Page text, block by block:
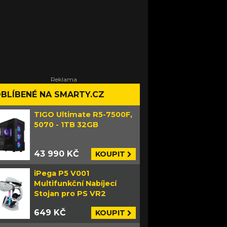
NA SMARTY.CZ
TIGO Ultimate R5-7500F,
5070 - 1TB 32GB
43 990 KČ KOUPIT
iPega P5 V001
Multifunkční Nabíjecí
Stojan pro PS VR2
649 KČ KOUPIT